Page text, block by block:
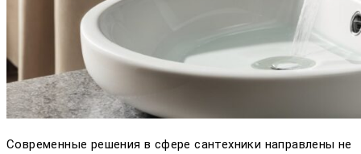
Современные решения в сфере сантехники направлены не